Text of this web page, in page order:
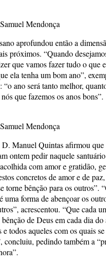
Mendonça
aprofundou então a
próximos. “Quando
que vamos fazer tudo o que
ela tenha um bom ano”,
“o ano será tanto melhor,
que fazemos os anos bons”.
Mendonça
D. Manuel Quintas afirmou que
ontem pedir naquele
com amor e gratidão,
concretos de amor e de
torne bênção para os outros”.
uma forma de abençoar os
acrescentou. “Que cada
de Deus em cada dia
e todos aqueles com os quais
concluiu, pedindo também a